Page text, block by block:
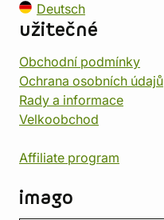
Deutsch
užitečné
Obchodní podmínky
Ochrana osobních údajů
Rady a informace
Velkoobchod
Affiliate program
imago